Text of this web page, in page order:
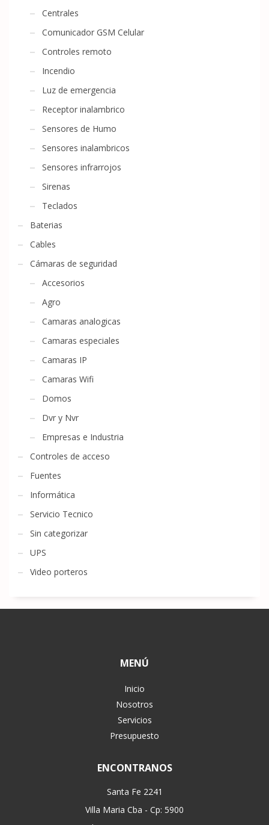
Centrales
Comunicador GSM Celular
Controles remoto
Incendio
Luz de emergencia
Receptor inalambrico
Sensores de Humo
Sensores inalambricos
Sensores infrarrojos
Sirenas
Teclados
Baterias
Cables
Cámaras de seguridad
Accesorios
Agro
Camaras analogicas
Camaras especiales
Camaras IP
Camaras Wifi
Domos
Dvr y Nvr
Empresas e Industria
Controles de acceso
Fuentes
Informática
Servicio Tecnico
Sin categorizar
UPS
Video porteros
MENÚ
Inicio
Nosotros
Servicios
Presupuesto
ENCONTRANOS
Santa Fe 2241
Villa Maria Cba - Cp: 5900